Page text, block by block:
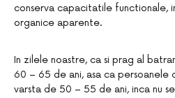
conserva capacitatile functionale,
organice aparente.
In zilele noastre, ca si prag al
60 – 65 de ani, asa ca persoanele
varsta de 50 – 55 de ani, inca nu